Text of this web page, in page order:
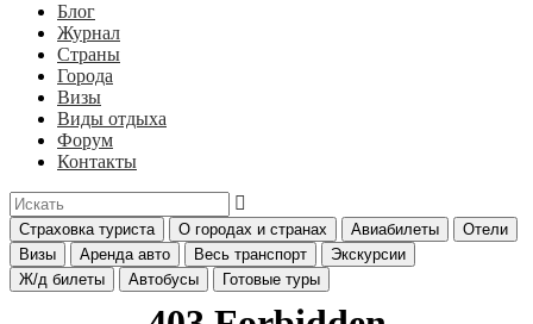
Блог
Журнал
Страны
Города
Визы
Виды отдыха
Форум
Контакты
Страховка туриста О городах и странах Авиабилеты
Отели
Визы
Аренда авто Весь транспорт
Экскурсии
Ж/д билеты
Автобусы Готовые туры